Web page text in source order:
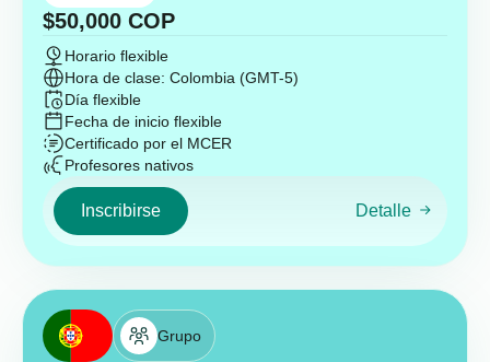
$50,000 COP
Horario flexible
Hora de clase: Colombia (GMT-5)
Día flexible
Fecha de inicio flexible
Certificado por el MCER
Profesores nativos
Inscribirse Detalle
Grupo